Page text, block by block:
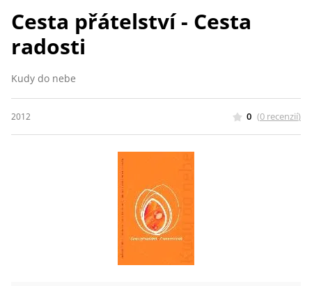
Cesta přátelství - Cesta
radosti
Kudy do nebe
2012 0 (0 recenzií)